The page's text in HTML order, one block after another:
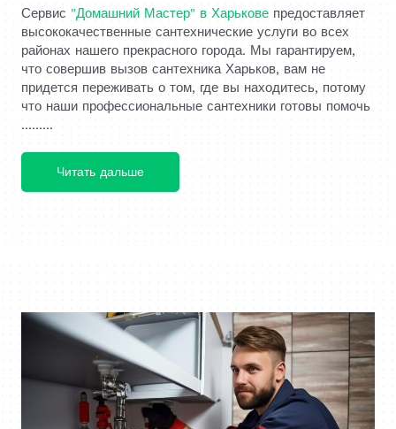
Сервис "Домашний Мастер" в Харькове предоставляет
высококачественные сантехнические услуги во всех
районах нашего прекрасного города. Мы гарантируем,
что совершив вызов сантехника Харьков, вам не
придется переживать о том, где вы находитесь, потому
что наши профессиональные сантехники готовы помочь
.........
Читать дальше